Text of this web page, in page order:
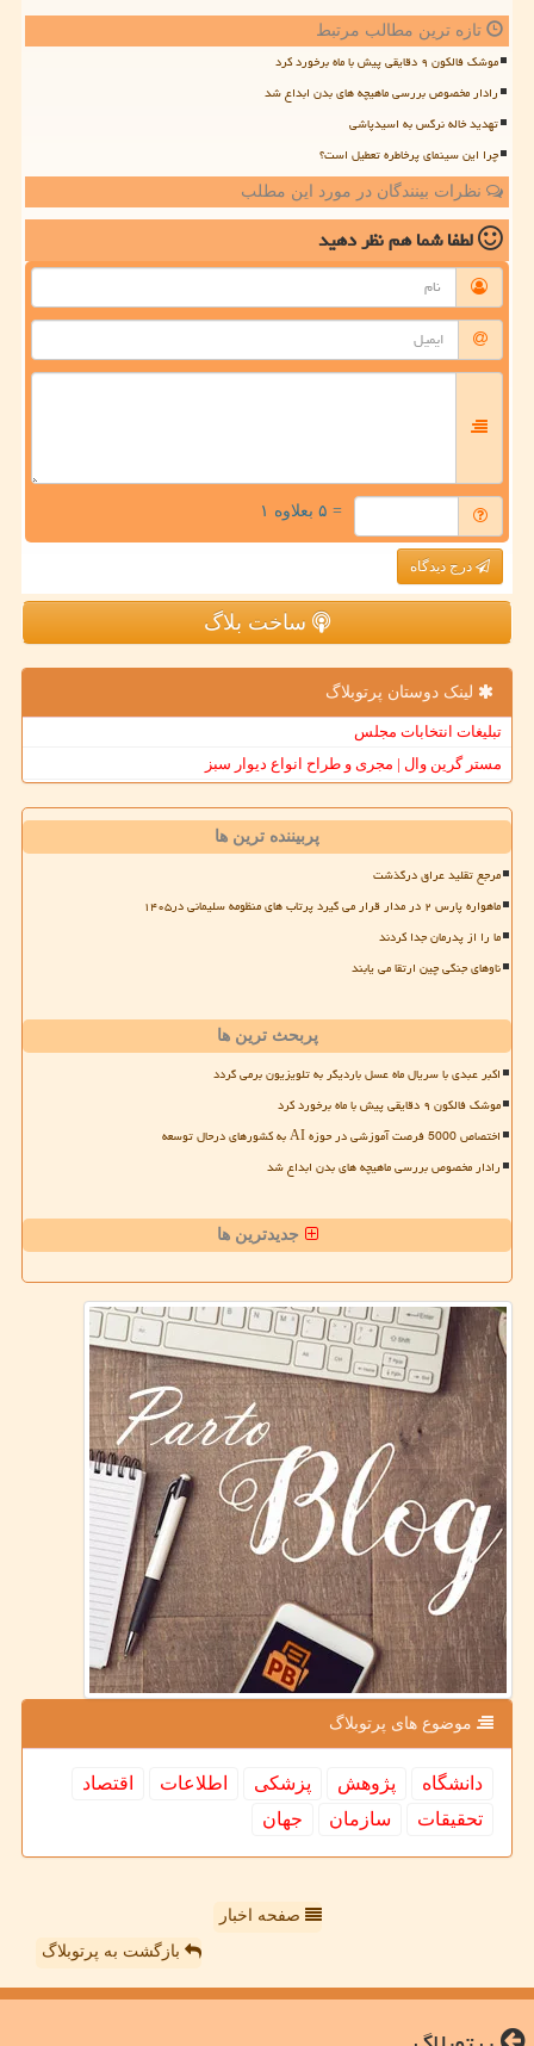
تازه ترین مطالب مرتبط
موشک فالکون ۹ دقایقی پیش با ماه برخورد کرد
رادار مخصوص بررسی ماهیچه های بدن ابداع شد
تهدید خاله نرگس به اسیدپاشی
چرا این سینمای پرخاطره تعطیل است؟
نظرات بینندگان در مورد این مطلب
لطفا شما همنظر دهید
= ۵ بعلاوه ۱
درج دیدگاه
ساخت بلاگ
لینک دوستان پرتوبلاگ
تبلیغات انتخابات مجلس
مستر گرین وال | مجری و طراح انواع دیوار سبز
پربیننده ترین ها
مرجع تقلید عراق درگذشت
ماهواره پارس ۲ در مدار قرار می گیرد پرتاب های منظومه سلیمانی در۱۴۰۵
ما را از پدرمان جدا کردند
ناوهای جنگی چین ارتقا می یابند
پربحث ترین ها
اکبر عبدی با سریال ماه عسل باردیگر به تلویزیون برمی گردد
موشک فالکون ۹ دقایقی پیش با ماه برخورد کرد
اختصاص 5000 فرصت آموزشی در حوزه AI به کشورهای درحال توسعه
رادار مخصوص بررسی ماهیچه های بدن ابداع شد
جدیدترین ها
موضوع های پرتوبلاگ
دانشگاه پژوهش پزشكی اطلاعات
اقتصاد
تحقیقات
سازمان جهان
صفحه اخبار
بازگشت به پرتوبلاگ